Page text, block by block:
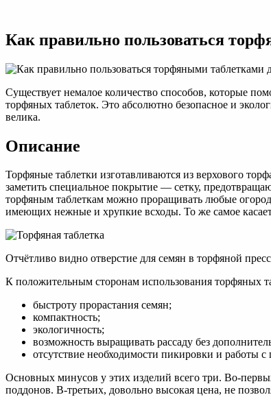
рассады:
в
Как правильно пользоваться
Существует немалое количество способов, которые
торфяных таблеток. Это абсолютно безопасное и
велика.
Описание
Торфяные таблетки изготавливаются из верхового
заметить специальное покрытие — сетку,
торфяным таблеткам можно проращивать любые
имеющих нежные и хрупкие всходы. То же самое
Отчётливо видно отверстие для семян в торфяной
К положительным сторонам использования торфяных
быстроту прорастания семян;
компактность;
экологичность;
возможность выращивать рассаду без
отсутствие необходимости пикировки и работы с
Основных минусов у этих изделий всего три. Во-
поддонов. В-третьих, довольно высокая цена, не